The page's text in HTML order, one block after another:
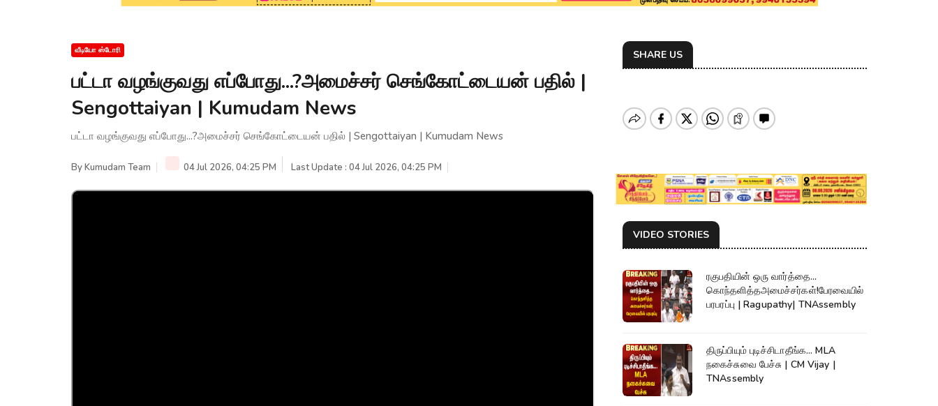
வீடியோ ஸ்டோரி
பட்டா வழங்குவது எப்போது...?அமைச்சர் செங்கோட்டையன் பதில் |
Sengottaiyan | Kumudam News
பட்டா வழங்குவது எப்போது...?அமைச்சர் செங்கோட்டையன் பதில் | Sengottaiyan | Kumudam News
ByKumudam Team 04 Jul 2026, 04:25 PM Last Update : 04 Jul 2026, 04:25 PM
SHARE US
VIDEO STORIES
ரகுபதியின் ஒரு வார்த்தை...
கொந்தளித்தஅமைச்சர்கள்!பேரவையில்
பரபரப்பு | Ragupathy| TNAssembly
திருப்பியும் புடிச்சிடாதீங்க... MLA
நகைச்சுவை பேச்சு | CM Vijay |
TNAssembly